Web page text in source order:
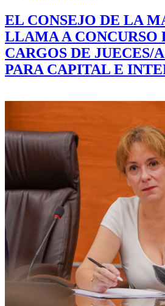
EL CONSEJO DE LA
LLAMA A CONCURSO
CARGOS DE JUECES/
PARA CAPITAL E